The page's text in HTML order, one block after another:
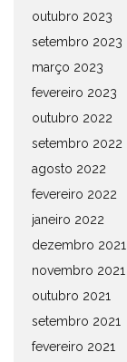
outubro 2023
setembro 2023
março 2023
fevereiro 2023
outubro 2022
setembro 2022
agosto 2022
fevereiro 2022
janeiro 2022
dezembro 2021
novembro 2021
outubro 2021
setembro 2021
fevereiro 2021